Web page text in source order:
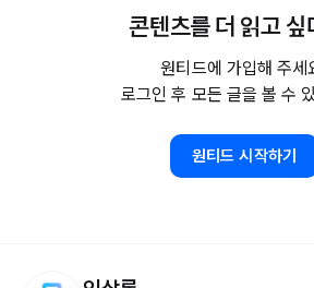
콘텐츠를 더 읽고 싶
원티드에 가입해 주세
로그인 후 모든 글을 볼 수
원티드 시작하기